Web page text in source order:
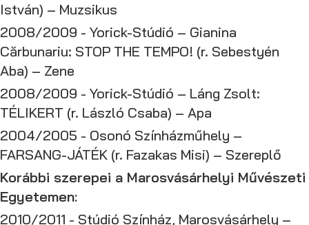
István) – Muzsikus
2008/2009 - Yorick-Stúdió – Gianina
Cărbunariu: STOP THE TEMPO! (r. Sebestyén
Aba) – Zene
2008/2009 - Yorick-Stúdió – Láng Zsolt:
TÉLIKERT (r. László Csaba) – Apa
2004/2005 - Osonó Színházműhely –
FARSANG-JÁTÉK (r. Fazakas Misi) – Szereplő
Korábbi szerepei a Marosvásárhelyi Művészeti
Egyetemen:
2010/2011 - Stúdió Színház, Marosvásárhely –